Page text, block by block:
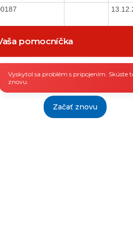
pomocníčka
Vyskytol sa problém s pripojením. Skúste
znovu.
Začať znovu